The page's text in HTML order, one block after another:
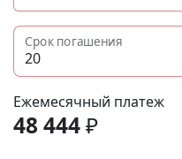
Срок погашения
Ежемесячный платеж
48 444₽